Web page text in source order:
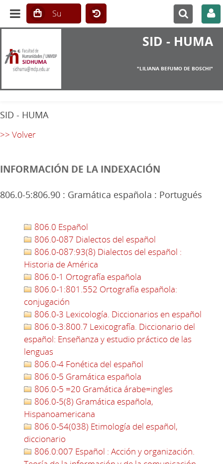
SID - HUMA
"LILIANA BEFUMO DE BOSCHI"
SID - HUMA
>> Volver
INFORMACIÓN DE LA INDEXACIÓN
806.0-5:806.90 : Gramática española : Portugués
806.0 Español
806.0-087 Dialectos del español
806.0-087:93(8) Dialectos del español :
Historia de América
806.0-1 Ortografía española
806.0-1:801.552 Ortografía española:
conjugación
806.0-3 Lexicología. Diccionarios en español
806.0-3:800.7 Lexicografía. Diccionario del
español: Enseñanza y estudio práctico de las
lenguas
806.0-4 Fonética del español
806.0-5 Gramática española
806.0-5 =20 Gramática árabe=ingles
806.0-5(8) Gramática española,
Hispanoamericana
806.0-54(038) Etimología del español,
diccionario
806.0:007 Español : Acción y organización.